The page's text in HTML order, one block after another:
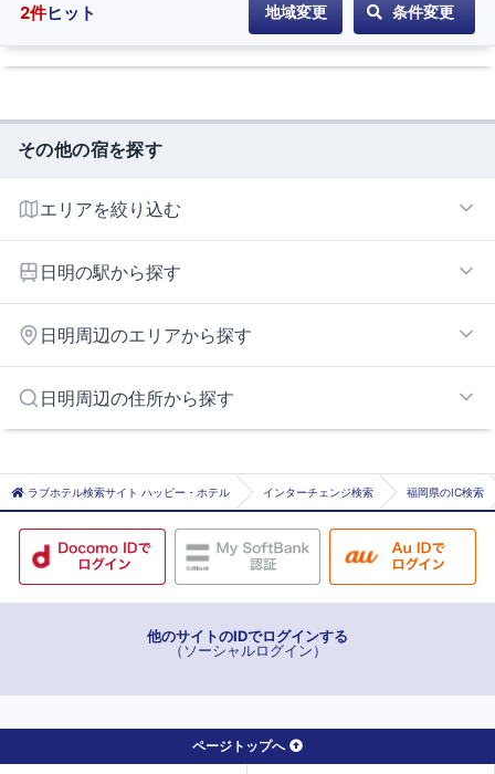
2件ヒット 地域変更 条件変更
その他の宿を探す
エリアを絞り込む
日明の駅から探す
小倉
旦過
平和通
片野
日明周辺のエリアから探す
日明周辺の住所から探す
北九州市北九州市戸畑区
北九州市北九州市小倉南区
ラブホテル検索サイト ハッピー・ホテル インターチェンジ検索 福岡県のIC検索
他のサイトのIDでログインする
（ソーシャルログイン）
ページトップへ